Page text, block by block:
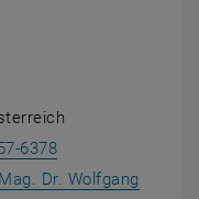
Güttel anrufen
6378ORCID iD von
, öffnet eine
Dr. Wolfgang